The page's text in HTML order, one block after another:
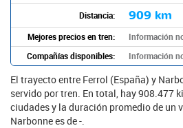
Distancia:
909 km
Mejores precios en tren:
Información
Compañías disponibles:
Información
El trayecto entre Ferrol (España) y
servido por tren. En total, hay 908.477
ciudades y la duración promedio de un
Narbonne es de -.